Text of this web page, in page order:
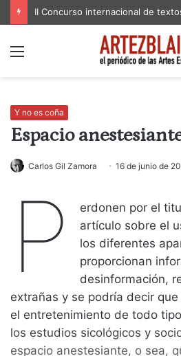
II Concurso internacional de
Menú
Y no es coña
Espacio
Carlos Gil Zamora 16 de junio de
P
erdonen por el
artículo sobre el
los diferentes
proporcionan
desinformación,
extrañas y se podría decir
el entretenimiento de todo
los estudios sicológicos y
espacio anestesiante, o sea,